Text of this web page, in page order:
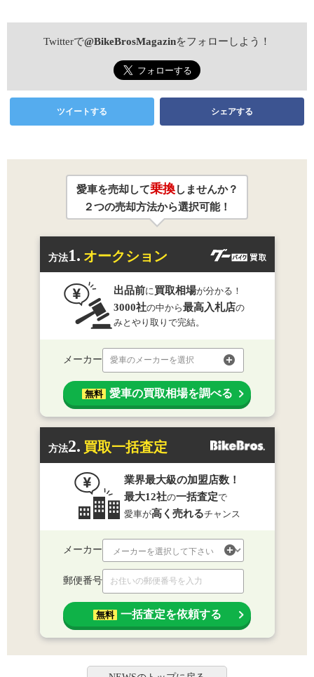
Twitterで@BikeBrosMagazinをフォローしよう！
ツイートする シェアする
愛車を売却して乗換しませんか？
２つの売却方法から選択可能！
方法1. オークション
出品前に 買取相場が分かる！
3000社の中から最高入札店の
みとやり取りで完結。
メーカー 愛車のメーカーを選択
無料 愛車の買取相場を調べる
方法2. 買取一括査定
業界最大級の加盟店数！
最大12社の一括査定で
愛車が高く売れるチャンス
メーカー
郵便番号
無料 一括査定を依頼する